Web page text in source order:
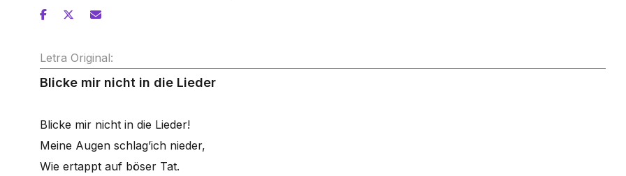
Letra Original:
Blicke mir nicht in die Lieder
Blicke mir nicht in die Lieder!
Meine Augen schlag’ich nieder,
Wie ertappt auf böser Tat.